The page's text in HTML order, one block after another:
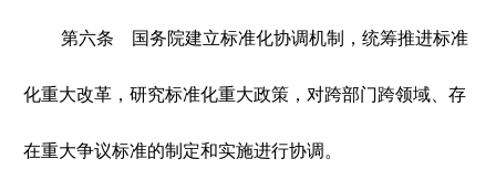
第六条 国务院建立标准化协调机制，统筹推进标准
化重大改革，研究标准化重大政策，对跨部门跨领域、存
在重大争议标准的制定和实施进行协调。